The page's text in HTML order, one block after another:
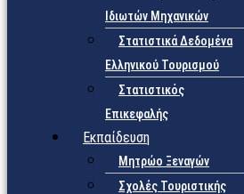
Ιδιωτών Μηχανικών
Στατιστικά Δεδομένα
Ελληνικού Τουρισμού
Στατιστικός
Επικεφαλής
Εκπαίδευση
Μητρώο Ξεναγών
Σχολές Τουριστικής